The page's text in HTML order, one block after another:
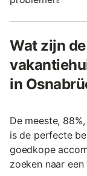
Wat zijn
in
De meeste,
is de perfecte
goedkope
zoeken naar